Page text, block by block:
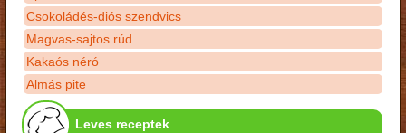
Csokoládés-diós szendvics
Magvas-sajtos rúd
Kakaós néró
Almás pite
Leves receptek